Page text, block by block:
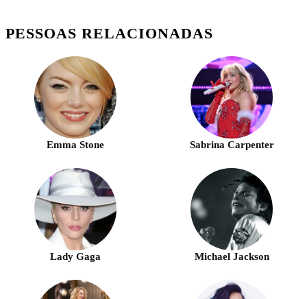
PESSOAS RELACIONADAS
Emma Stone Sabrina Carpenter
Lady Gaga Michael Jackson